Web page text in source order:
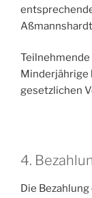
Aßmannshardt
Teilnehmende
gesetzlichen
4.
Die